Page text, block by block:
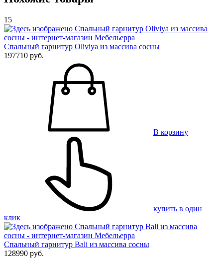
15
Спальный гарнитур Oliviya из массива сосны
197710 руб.
В корзину
купить в один
клик
Спальный гарнитур Bali из массива сосны
128990 руб.